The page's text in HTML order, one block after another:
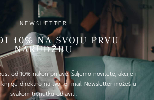
NEWSLETTER
10% NA SVOJU PRVU
NARUDŽBU
od 10% nakon prijave. Šaljemo novitete, akcije i
direktno na tvoj e- mail. Newsletter možeš u
svakom trenutku odjaviti.